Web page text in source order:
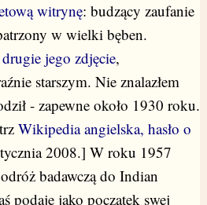
witrynę: budzący zaufanie
w wielki bęben.
drugie jego zdjęcie,
starszym. Nie znalazłem
- zapewne około 1930 roku.
Wikipedia angielska, hasło o
2008.] W roku 1957
badawczą do Indian
podaje jako początek swej